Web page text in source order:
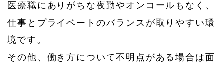
医療職にありがちな夜勤やオンコールもなく、
仕事とプライベートのバランスが取りやすい環
境です。
その他、働き方について不明点がある場合は面